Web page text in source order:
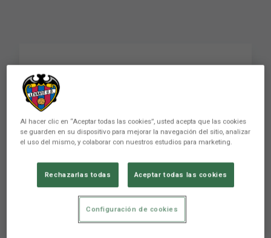
[Vídeo]: Bienvenido
Nabil Ghilas
Vídeo de bienvenida a Nabil Ghilas, nuevo
Al hacer clic en “Aceptar todas las cookies”, usted acepta que las cookies
se guarden en su dispositivo para mejorar la navegación del sitio, analizar
el uso del mismo, y colaborar con nuestros estudios para marketing.
Rechazarlas todas Aceptar todas las cookies
Configuración de cookies